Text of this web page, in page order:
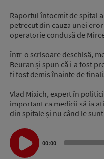
Raportul întocmit de spital
petrecut din cauza unei
operatorie condusă de
Într-o scrisoare deschisă,
Beuran și spun că i-a fost
fi fost demis înainte de
Vlad Mixich, expert în
important ca medicii să ia
din spitale și nu când le
Audio
Player
00:00